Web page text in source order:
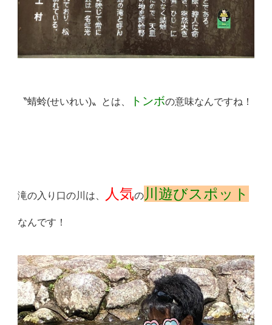
〝蜻蛉(せいれい)〟とは、 トンボの意味なんですね！
滝の入り口の川は、 人気の 川遊びスポット
なんです！